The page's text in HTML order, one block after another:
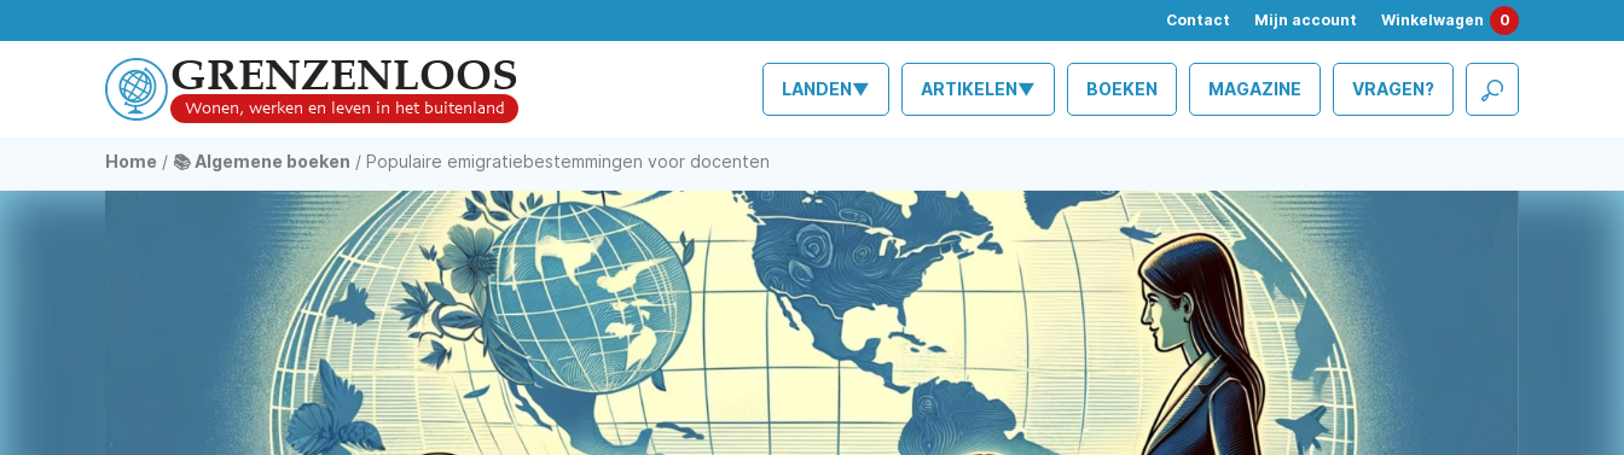
Contact Mijn account Winkelwagen 0
GRENZENLOOS
Wonen, werken en leven in het buitenland
LANDEN▼ ARTIKELEN▼ BOEKEN MAGAZINE VRAGEN?
Home / 📚 Algemene boeken / Populaire emigratiebestemmingen voor docenten